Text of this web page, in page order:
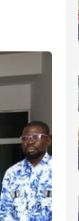
et la 31e place